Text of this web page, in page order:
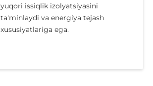
yuqori issiqlik izolyatsiyasini
ta'minlaydi va energiya tejash
xususiyatlariga ega.